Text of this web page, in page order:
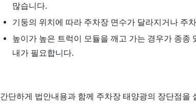
많습니다.
기둥의 위치에 따라 주차장 면수가 달라지거나 주
높이가 높은 트럭이 모듈을 깨고 가는 경우가 종
내가 필요합니다.
간단하게 법안내용과 함께 주차장 태양광의 장단점을